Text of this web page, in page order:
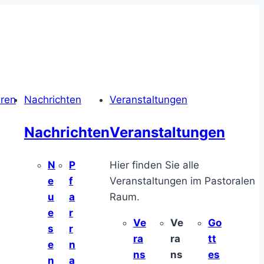
Nachrichten
Nachrichten
N
e
u
e
s
e
n
P
f
a
r
r
n
a
Veranstaltungen
Veranstaltungen
Hier finden Sie alle
Veranstaltungen im Pastoralen
Raum.
Ve
ra
ns
Ve
ra
ns
Go
tt
es